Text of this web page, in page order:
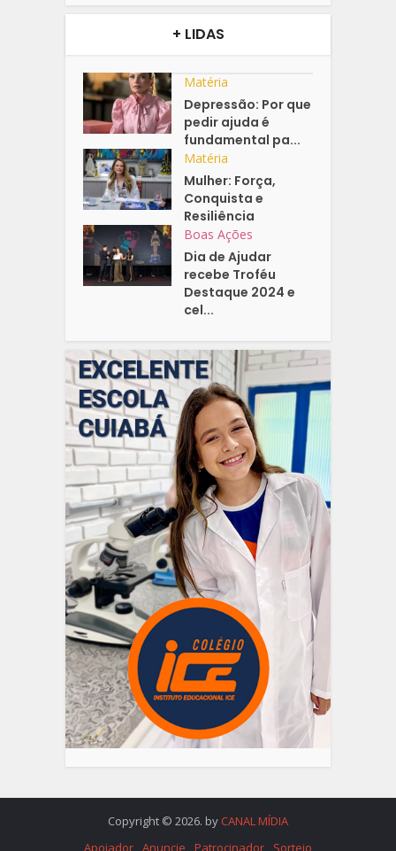
+ LIDAS
Matéria
Depressão: Por que
pedir ajuda é
fundamental pa...
Matéria
Mulher: Força,
Conquista e
Resiliência
Boas Ações
Dia de Ajudar
recebe Troféu
Destaque 2024 e
cel...
Copyright © 2026. by CANAL MÍDIA
Apoiador Anuncie Patrocinador Sorteio